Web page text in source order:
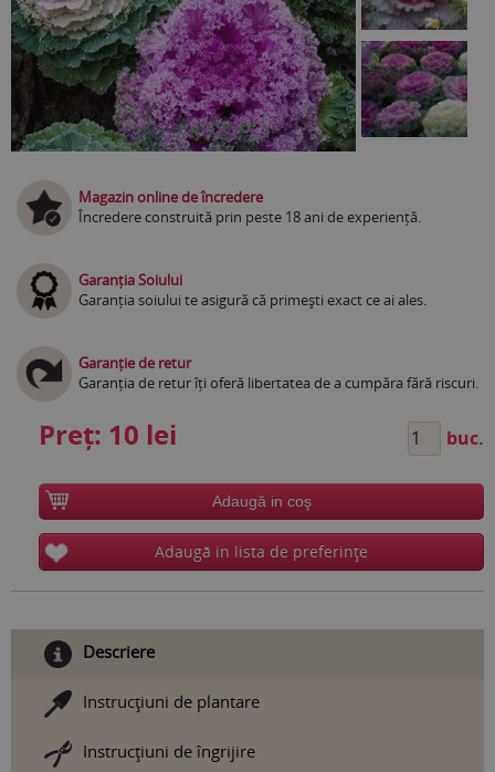
Magazin online de încredere
Încredere construită prin peste 18 ani de experiență.
Garanția Soiului
Garanția soiului te asigură că primești exact ce ai ales.
Garanție de retur
Garanția de retur îți oferă libertatea de a cumpăra fără riscuri.
Preț: 10 lei buc.
Adaugă in coş
Adaugă in lista de preferinţe
Descriere
Instrucţiuni de plantare
Instrucţiuni de îngrijire